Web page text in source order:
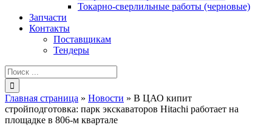
Токарно-сверлильные работы (черновые)
Запчасти
Контакты
Поставщикам
Тендеры
Результат
поиска:
Главная страница » Новости » В ЦАО кипит
стройподготовка: парк экскаваторов Hitachi работает на
площадке в 806‑м квартале